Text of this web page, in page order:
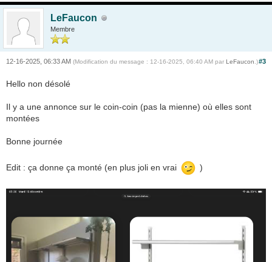
LeFaucon
Membre
#3
12-16-2025, 06:33 AM (Modification du message : 12-16-2025, 06:40 AM par LeFaucon .)
Hello non désolé
Il y a une annonce sur le coin-coin (pas la mienne) où elles sont
montées
Bonne journée
Edit : ça donne ça monté (en plus joli en vrai )